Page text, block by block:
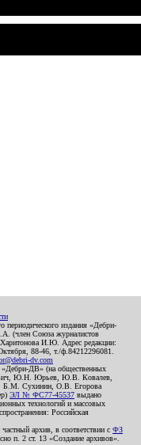
периодического издания «Дебри-
(член Союза журналистов
Харитонова И.Ю. Адрес редакции:
88-46, т./ф.84212296081.
dv.com
«Дебри-ДВ» (на общественных
Ю.Н. Юрьев, Ю.В. Ковалев,
Сухинин, О.В. Егорова
ЭЛ № ФС77-45537 выдано
технологий и массовых
Российская
архив, в соответствии с ФЗ
п. 2 ст. 13 «Создание архивов».